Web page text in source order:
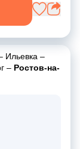
Ильевка –
– Ростов-на-